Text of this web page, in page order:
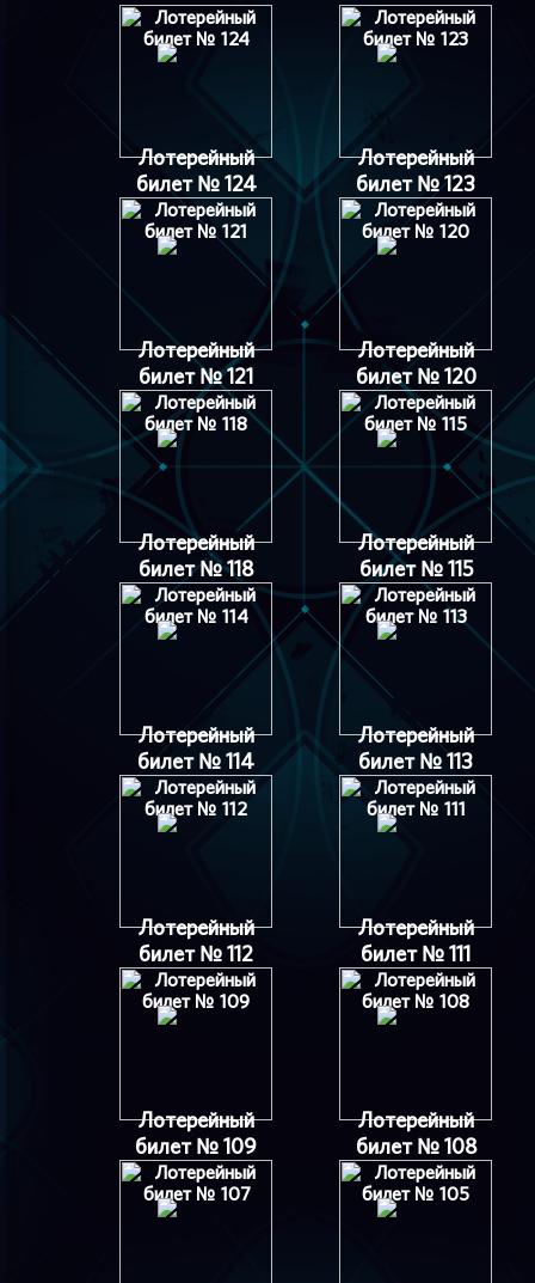
Лотерейный
билет № 124
Лотерейный
билет № 123
Лотерейный
билет № 121
Лотерейный
билет № 120
Лотерейный
билет № 118
Лотерейный
билет № 115
Лотерейный
билет № 114
Лотерейный
билет № 113
Лотерейный
билет № 112
Лотерейный
билет № 111
Лотерейный
билет № 109
Лотерейный
билет № 108